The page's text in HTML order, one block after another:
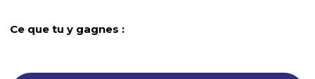
Ce que tu y gagnes :